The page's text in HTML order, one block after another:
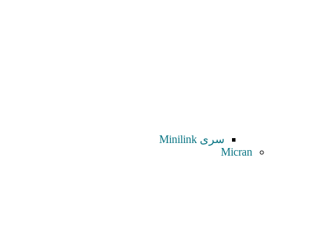
سری Minilink
Micran